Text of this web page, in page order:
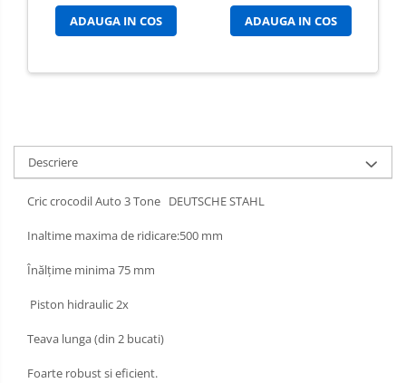
ADAUGA IN COS ADAUGA IN COS
Descriere
Cric crocodil Auto 3 Tone DEUTSCHE STAHL
Inaltime maxima de ridicare:500 mm
Înălțime minima 75 mm
Piston hidraulic 2x
Teava lunga (din 2 bucati)
Foarte robust si eficient.